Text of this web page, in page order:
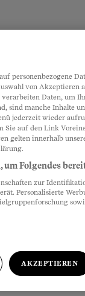
personenbezogene
von Akzeptieren
Daten, um
sind manche Inhalte
jederzeit wieder
auf den Link
gelten innerhalb
um Folgendes
zur
Personalisierte
AKZEPTIEREN